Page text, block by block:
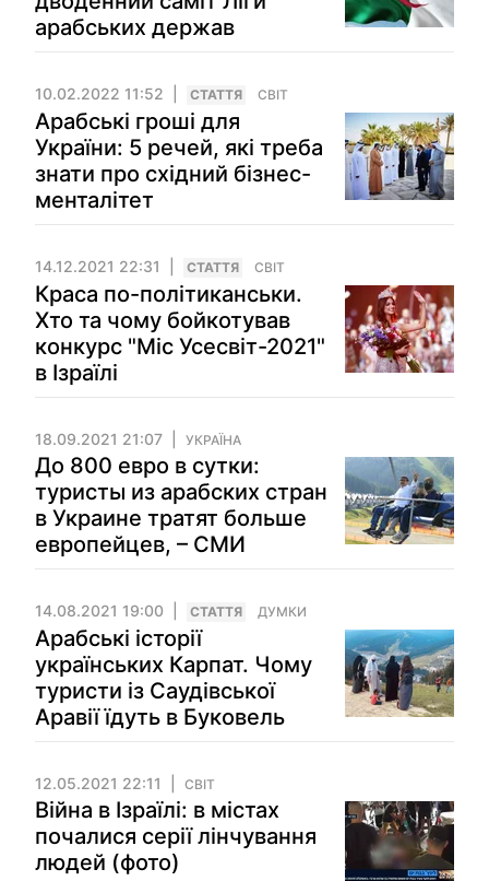
арабських держав
10.02.2022 11:52 СТАТТЯ СВІТ
Арабські гроші для
України: 5 речей, які треба
знати про східний бізнес-
менталітет
14.12.2021 22:31 СТАТТЯ СВІТ
Краса по-політиканськи.
Хто та чому бойкотував
конкурс "Міс Усесвіт-2021"
в Ізраїлі
18.09.2021 21:07 УКРАЇНА
До 800 евро в сутки:
туристы из арабских стран
в Украине тратят больше
европейцев, – СМИ
14.08.2021 19:00 СТАТТЯ ДУМКИ
Арабські історії
українських Карпат. Чому
туристи із Саудівської
Аравії їдуть в Буковель
12.05.2021 22:11 СВІТ
Війна в Ізраїлі: в містах
почалися серії лінчування
людей (фото)